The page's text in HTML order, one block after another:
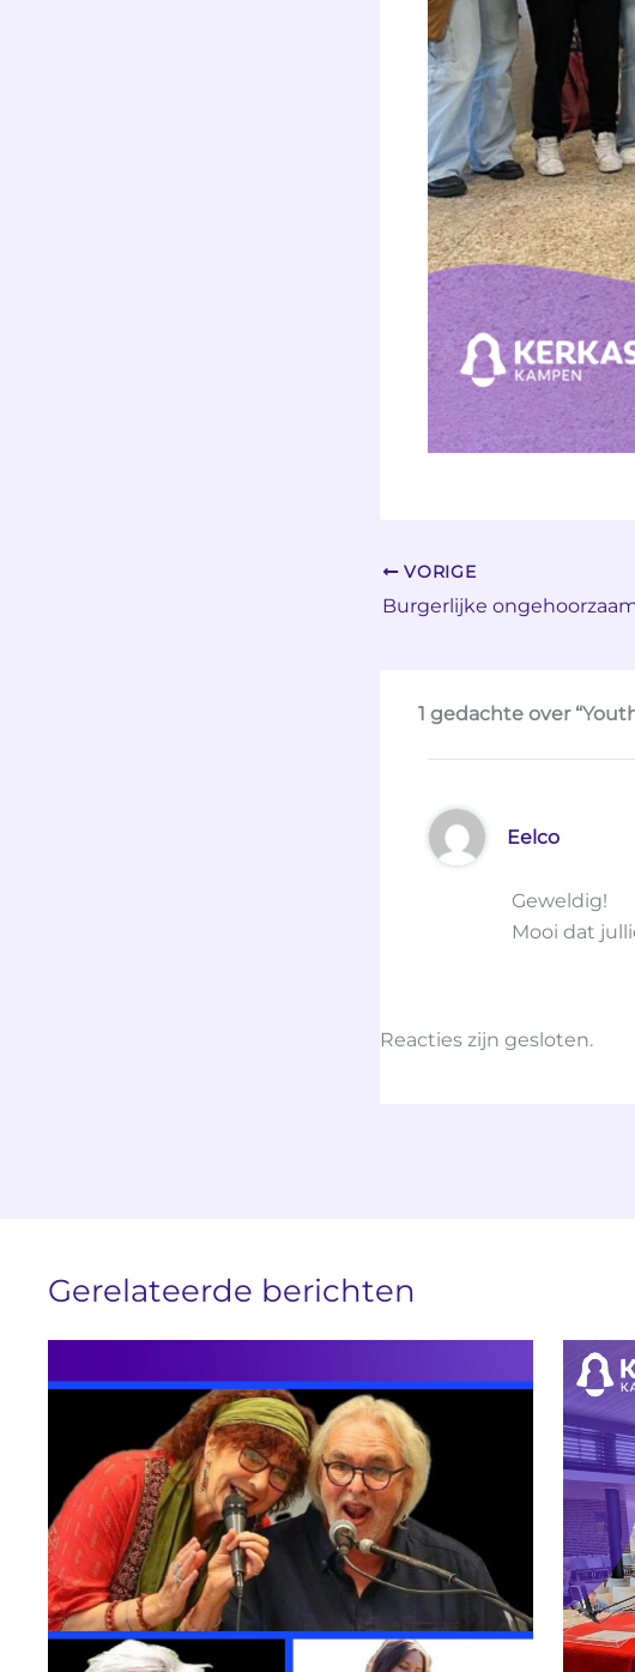
VORIGE
Burgerlijke
1 gedachte over
Eelco
Geweldig!
Mooi dat
Reacties zijn gesloten.
Gerelateerde berichten